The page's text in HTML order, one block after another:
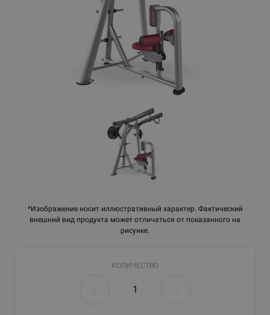
*Изображение носит иллюстративный характер. Фактический
внешний вид продукта может отличаться от показанного на
рисунке.
КОЛИЧЕСТВО